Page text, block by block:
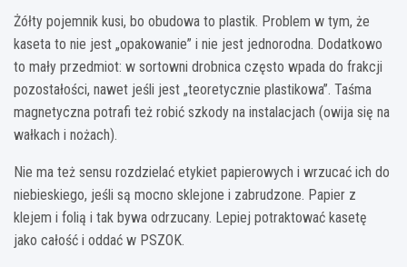
Żółty pojemnik kusi, bo obudowa to plastik. Problem w tym, że
kaseta to nie jest „opakowanie” i nie jest jednorodna. Dodatkowo
to mały przedmiot: w sortowni drobnica często wpada do frakcji
pozostałości, nawet jeśli jest „teoretycznie plastikowa”. Taśma
magnetyczna potrafi też robić szkody na instalacjach (owija się na
wałkach i nożach).
Nie ma też sensu rozdzielać etykiet papierowych i wrzucać ich do
niebieskiego, jeśli są mocno sklejone i zabrudzone. Papier z
klejem i folią i tak bywa odrzucany. Lepiej potraktować kasetę
jako całość i oddać w PSZOK.